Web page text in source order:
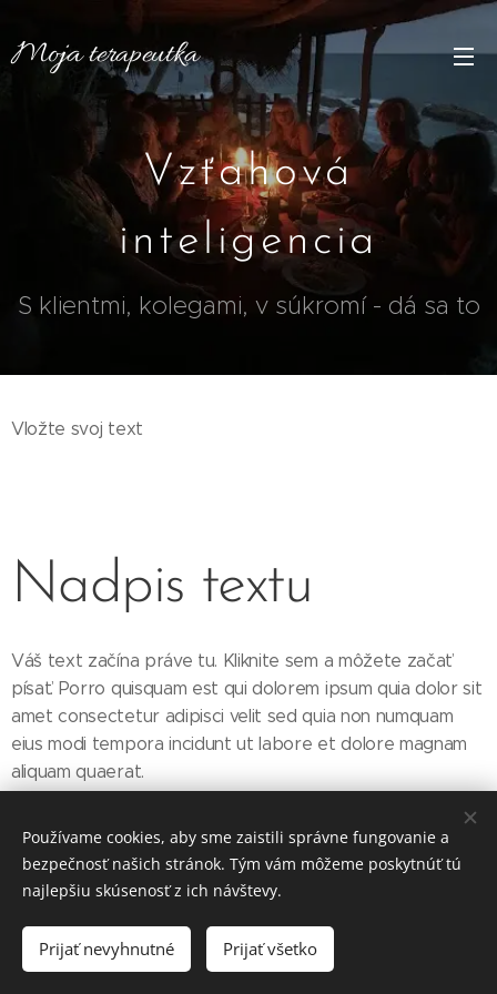
Mojaterapeutka
Vzťahová
inteligencia
S klientmi, kolegami, v súkromí - dá sa to
Vložte svoj text
Nadpis textu
Váš text začína práve tu. Kliknite sem a môžete začať
písať. Porro quisquam est qui dolorem ipsum quia dolor sit
amet consectetur adipisci velit sed quia non numquam
eius modi tempora incidunt ut labore et dolore magnam
aliquam quaerat.
© 2025 Irena Ritomská, na ceste :) mojaterapeutka@gmail.com,
+421 903 236 230. www.aromaterra.sk
Vytvorené službouWebnode
Používame cookies, aby sme zaistili správne fungovanie a
bezpečnosť našich stránok. Tým vám môžeme poskytnúť tú
najlepšiu skúsenosť z ich návštevy.
Prijať nevyhnutné Prijať všetko